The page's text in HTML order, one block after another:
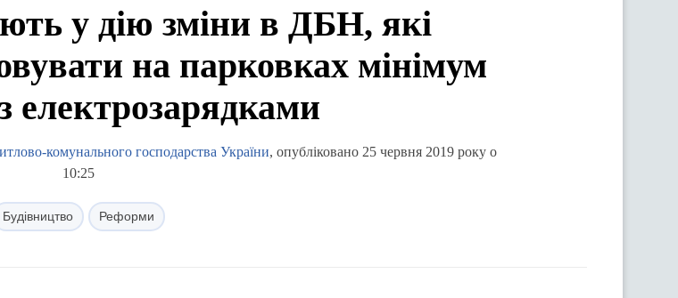
у дію зміни в ДБН, які
на парковках мінімум
електрозарядками
комунального господарства України, опубліковано 25 червня 2019 року о
10:25
Будівництво Реформи